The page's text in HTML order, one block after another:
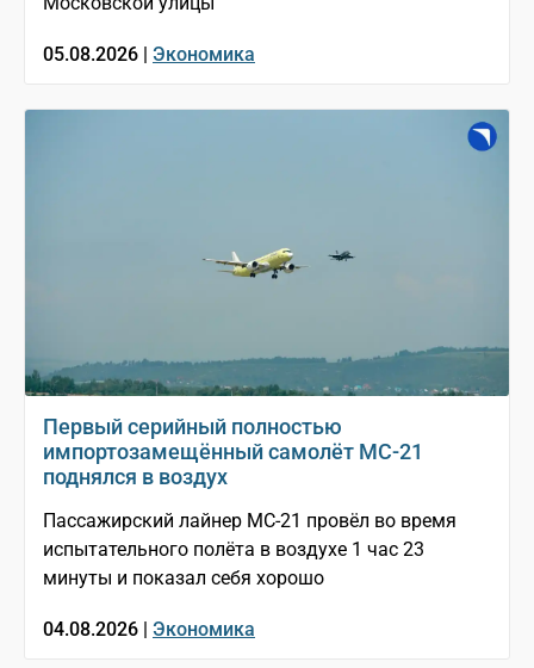
05.08.2026 | Экономика
Первый серийный полностью
импортозамещённый самолёт МС-21
поднялся в воздух
Пассажирский лайнер МС-21 провёл во время
испытательного полёта в воздухе 1 час 23
минуты и показал себя хорошо
04.08.2026 | Экономика